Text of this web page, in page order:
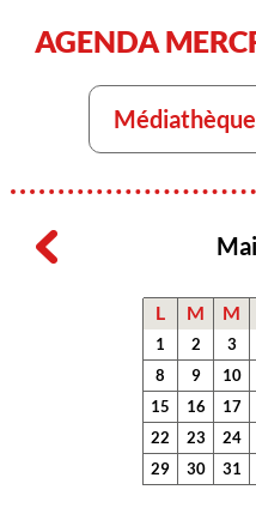
AGENDA
Médiathèque
L M M
1 2 3
8
9 10
15
16 17
22
23 24
29
30 31